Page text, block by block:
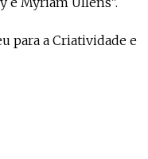
para a Criatividade e